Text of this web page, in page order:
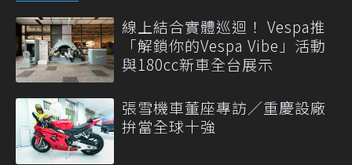
線上結合實體巡迴！ Vespa推
「解鎖你的Vespa Vibe」活動
與180cc新車全台展示
張雪機車董座專訪／重慶設廠
拚當全球十強